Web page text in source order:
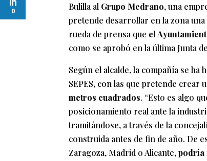
Bulilla al Grupo Medrano, una
pretende desarrollar en la zona
rueda de prensa que el
como se aprobó en la última Junta
Según el alcalde, la compañía se
SEPES, con las que pretende crear
metros cuadrados. “Esto es algo
posicionamiento real ante la
tramitándose, a través de la
construida antes de fin de año. De
Zaragoza, Madrid o Alicante,podría
0